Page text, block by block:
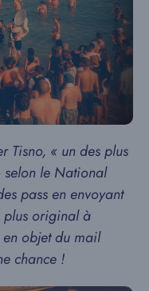
Tisno, « un des plus
selon le National
pass en envoyant
plus original à
objet du mail
chance !